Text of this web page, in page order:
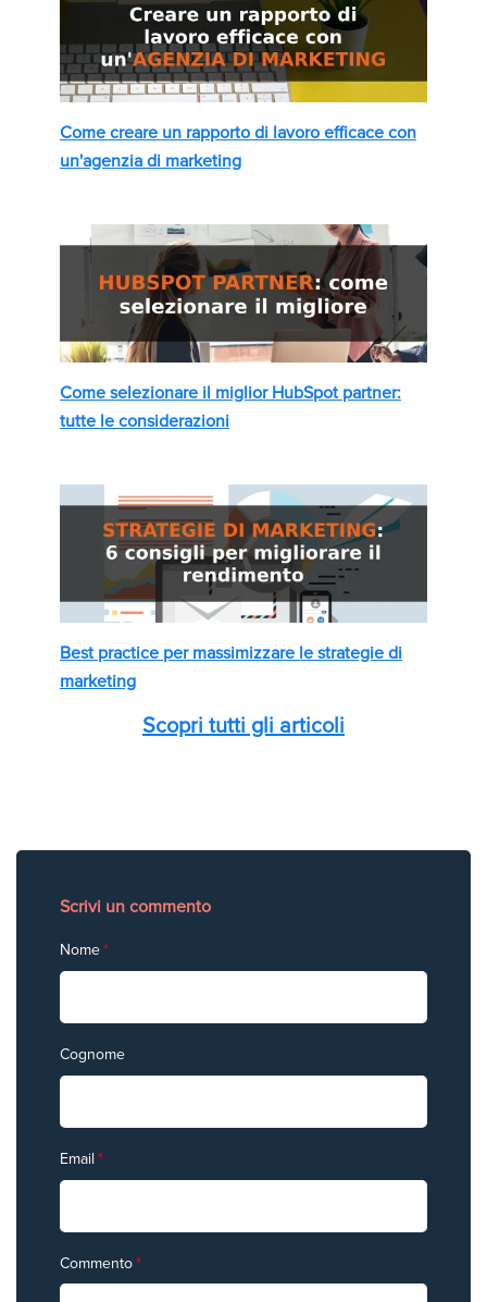
Come creare un rapporto di lavoro efficace con
un'agenzia di marketing
Come selezionare il miglior HubSpot partner:
tutte le considerazioni
Best practice per massimizzare le strategie di
marketing
Scopri tutti gli articoli
Scrivi un commento
Nome*
Cognome
Email *
Commento*